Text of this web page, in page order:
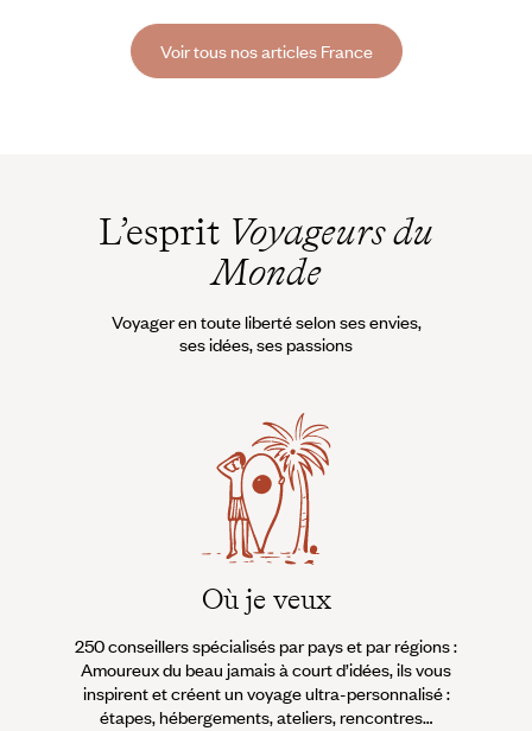
les unes sur les autres,
Voir tous nos articles France
L’esprit Voyageurs du
Monde
Voyager en toute liberté selon ses envies,
ses idées, ses passions
Où je veux
250 conseillers spécialisés par pays et par régions :
Amoureux du beau jamais à court d’idées, ils vous
inspirent et créent un voyage ultra-personnalisé :
étapes, hébergements, ateliers, rencontres…